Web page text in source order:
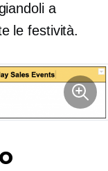
a
le festività.